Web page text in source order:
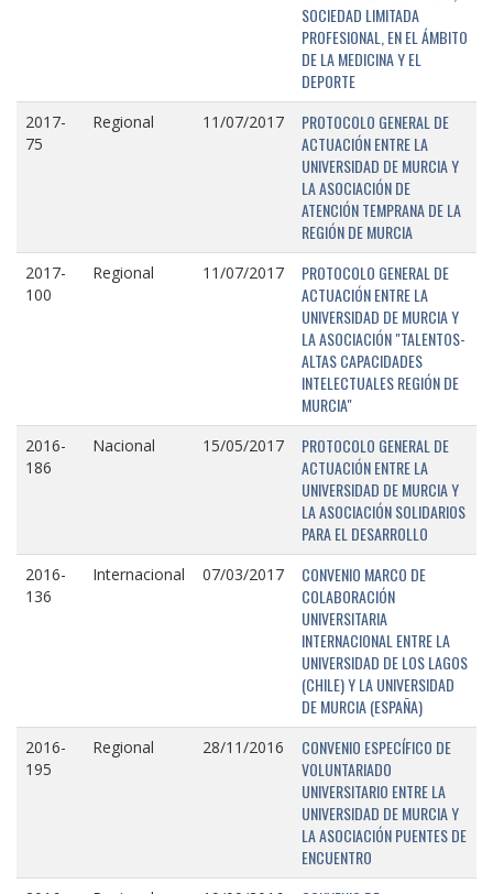
SOCIEDAD LIMITADA
PROFESIONAL, EN EL ÁMBITO
DE LA MEDICINA Y EL
DEPORTE
2017-
75
Regional 11/07/2017
PROTOCOLO GENERAL DE
ACTUACIÓN ENTRE LA
UNIVERSIDAD DE MURCIA Y
LA ASOCIACIÓN DE
ATENCIÓN TEMPRANA DE LA
REGIÓN DE MURCIA
2017-
100
Regional 11/07/2017
PROTOCOLO GENERAL DE
ACTUACIÓN ENTRE LA
UNIVERSIDAD DE MURCIA Y
LA ASOCIACIÓN "TALENTOS-
ALTAS CAPACIDADES
INTELECTUALES REGIÓN DE
MURCIA"
2016-
186
Nacional 15/05/2017
PROTOCOLO GENERAL DE
ACTUACIÓN ENTRE LA
UNIVERSIDAD DE MURCIA Y
LA ASOCIACIÓN SOLIDARIOS
PARA EL DESARROLLO
2016-
136
Internacional 07/03/2017
CONVENIO MARCO DE
COLABORACIÓN
UNIVERSITARIA
INTERNACIONAL ENTRE LA
UNIVERSIDAD DE LOS LAGOS
(CHILE) Y LA UNIVERSIDAD
DE MURCIA (ESPAÑA)
2016-
195
Regional 28/11/2016
CONVENIO ESPECÍFICO DE
VOLUNTARIADO
UNIVERSITARIO ENTRE LA
UNIVERSIDAD DE MURCIA Y
LA ASOCIACIÓN PUENTES DE
ENCUENTRO